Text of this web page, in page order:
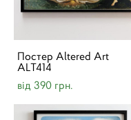
Постер Altered Art
ALT414
від 390 грн.